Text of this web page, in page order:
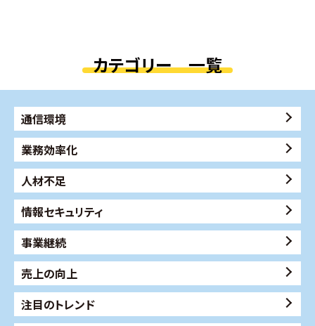
カテゴリー 一覧
通信環境
業務効率化
人材不足
情報セキュリティ
事業継続
売上の向上
注目のトレンド